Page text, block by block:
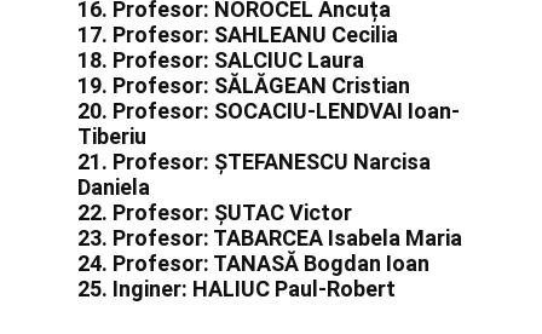
16. Profesor: NOROCEL Ancuța
17. Profesor: SAHLEANU Cecilia
18. Profesor: SALCIUC Laura
19. Profesor: SĂLĂGEAN Cristian
20. Profesor: SOCACIU-LENDVAI Ioan-
Tiberiu
21. Profesor: ȘTEFANESCU Narcisa
Daniela
22. Profesor: ȘUTAC Victor
23. Profesor: TABARCEA Isabela Maria
24. Profesor: TANASĂ Bogdan Ioan
25. Inginer: HALIUC Paul-Robert